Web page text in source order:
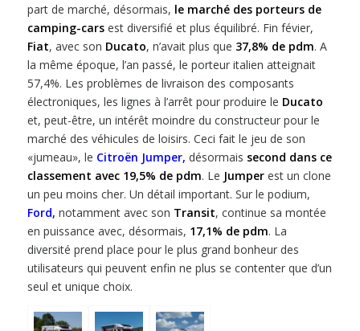
part de marché, désormais, le marché des porteurs de
camping-carsest diversifié et plus équilibré. Fin févier,
Fiat, avec son Ducato, n’avait plus que 37,8% de pdm. A
la même époque, l’an passé, le porteur italien atteignait
57,4%. Les problèmes de livraison des composants
électroniques, les lignes à l’arrêt pour produire le Ducato
et, peut-être, un intérêt moindre du constructeur pour le
marché des véhicules de loisirs. Ceci fait le jeu de son
«jumeau», le Citroën Jumper, désormais second dans ce
classement avec 19,5% de pdm. Le Jumperest un clone
un peu moins cher. Un détail important. Sur le podium,
Ford, notamment avec son Transit, continue sa montée
en puissance avec, désormais, 17,1% de pdm. La
diversité prend place pour le plus grand bonheur des
utilisateurs qui peuvent enfin ne plus se contenter que d’un
seul et unique choix.